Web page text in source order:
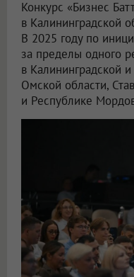
Конкурс «Бизнес
в Калининградской
В 2025 году по
за пределы одного
в Калининградской
Омской области,
и Республике